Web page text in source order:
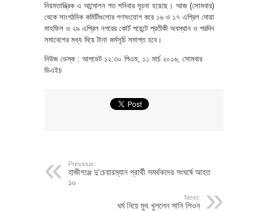
নিয়মতান্ত্রিক এ আন্দোলন গত শনিবার সূচনা হয়েছে। আজ (সোমবার)
থেকে সাংগঠনিক কমিটিগুলোর গণসংযোগ করে ১৬ ও ১৭ এপ্রিল দোয়া
মাহফিল ও ২৯ এপ্রিল নগরের কোর্ট পয়েন্টে প্রতীকী অবস্থান ও পরদিন
সমাবেশের মধ্য দিয়ে টানা কর্মসূচি সমাপ্ত হবে।
নিউজ ডেস্ক : আপডেট ১২:৩০ পিএম, ১১ মার্চ ২০১৬, সোমবার
ডিএইচ
Previous:
হাজীগঞ্জে দু’চেয়ারম্যান প্রার্থী সমর্থকদের সংঘর্ষে আহত
১০
Next:
ধর্ম নিয়ে মুখ খুললেন সানি লিওন